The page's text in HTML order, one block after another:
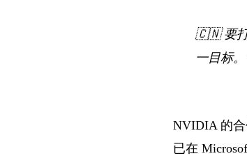
🇨🇳要
一目标。
NVIDIA 的合
已在